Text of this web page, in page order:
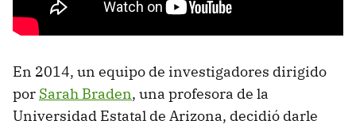
En 2014, un equipo de investigadores dirigido
por Sarah Braden, una profesora de la
Universidad Estatal de Arizona, decidió darle